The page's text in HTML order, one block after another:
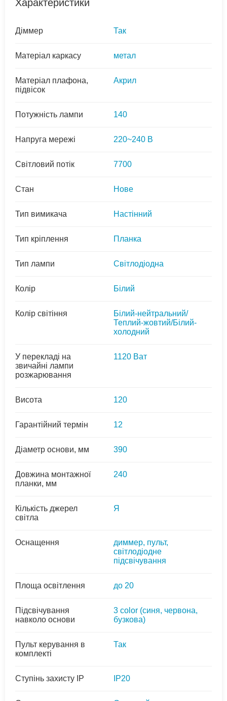
Характеристики
Діммер Так
Матеріал каркасу метал
Матеріал плафона,
підвісок
Акрил
Потужність лампи 140
Напруга мережі 220~240 В
Світловий потік 7700
Стан Нове
Тип вимикача Настінний
Тип кріплення Планка
Тип лампи Світлодіодна
Колір Білий
Колір світіння
Білий-нейтральний/
Теплий-жовтий/Білий-
холодний
У перекладі на
звичайні лампи
розжарювання
1120 Ват
Висота 120
Гарантійний термін 12
Діаметр основи, мм 390
Довжина монтажної
планки, мм
240
Кількість джерел
світла
Я
Оснащення
диммер, пульт,
світлодіодне
підсвічування
Площа освітлення до 20
Підсвічування
навколо основи
3 colоr (синя, червона,
бузкова)
Пульт керування в
комплекті
Так
Ступінь захисту IP IP20